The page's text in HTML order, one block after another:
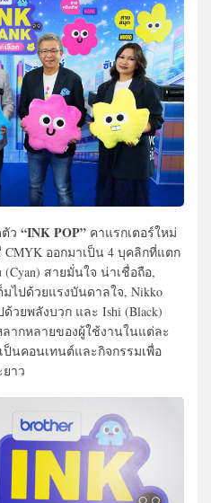
ว “INK POP” คาแรกเตอร์ใหม่
ออกมาเป็น 4 บุคลิกที่แตก
สายมั่นใจ น่าเชื่อถือ,
มไปด้วยแรงบันดาลใจ, Nikko
วยพลังบวก และ Ishi (Black)
ากหลายของผู้ใช้งานในแต่ละ
นคอนเทนต์และกิจกรรมเพื่อ
าว